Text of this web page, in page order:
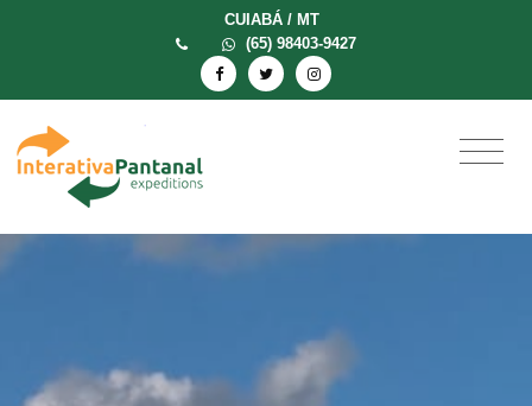
CUIABÁ / MT
(65) 98403-9427